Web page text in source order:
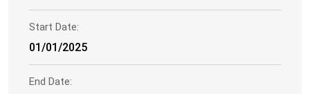
Start Date:
01/01/2025
End Date: